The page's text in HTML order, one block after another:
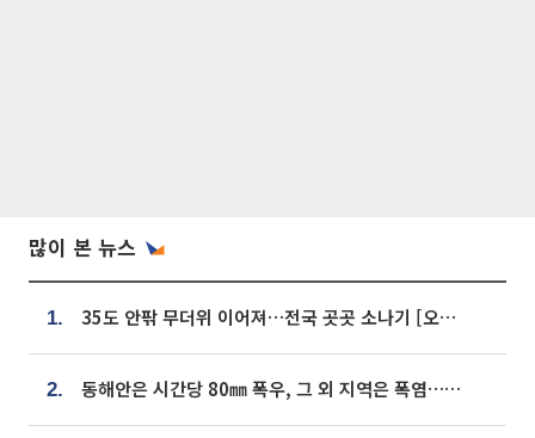
많이 본 뉴스
1. 35도 안팎 무더위 이어져…전국 곳곳 소나기 [오늘 날씨]
2. 동해안은 시간당 80㎜ 폭우, 그 외 지역은 폭염…‘극과 극 날씨’